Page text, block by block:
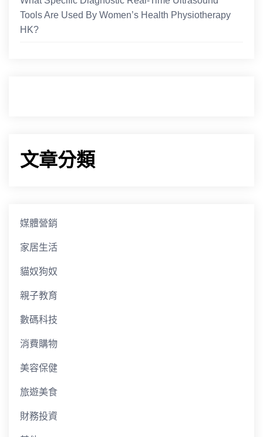
Tools Are Used By Women’s Health Physiotherapy
HK?
文章分類
媒體營銷
家居生活
貓奴狗奴
親子教育
數碼科技
消費購物
美容保健
旅遊美食
財務投資